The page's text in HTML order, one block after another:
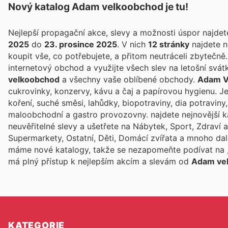
Nový katalog Adam velkoobchod je tu!
Nejlepší propagační akce, slevy a možnosti úspor
2025 do 23. prosince 2025 . V nich 12 stránky najdete
koupit vše, co potřebujete, a přitom neutráceli
internetový obchod a využijte všech slev na letošní
velkoobchod a všechny vaše oblíbené obchody. Adam
cukrovinky, konzervy, kávu a čaj a papírovou hygienu.
koření, suché směsi, lahůdky, biopotraviny, dia
maloobchodní a gastro provozovny. najdete nejnovější
neuvěřitelné slevy a ušetřete na Nábytek, Sport, Zdraví
Supermarkety, Ostatní, Děti, Domácí zvířata a mnoho
máme nové katalogy, takže se nezapomeňte podívat na
má plný přístup k nejlepším akcím a slevám od Adam
KATEGORIE